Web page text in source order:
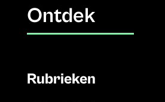
Ontdek
Rubrieken